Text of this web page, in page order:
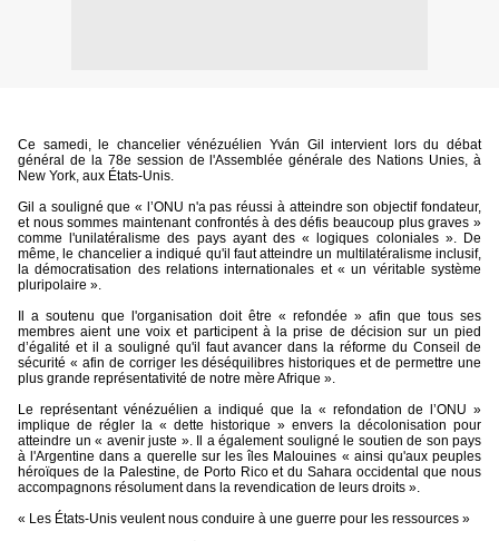
Ce samedi, le chancelier vénézuélien Yván Gil intervient lors du débat
général de la 78e session de l'Assemblée générale des Nations Unies, à
New York, aux États-Unis.
Gil a souligné que « l’ONU n'a pas réussi à atteindre son objectif fondateur,
et nous sommes maintenant confrontés à des défis beaucoup plus graves »
comme l'unilatéralisme des pays ayant des « logiques coloniales ». De
même, le chancelier a indiqué qu'il faut atteindre un multilatéralisme inclusif,
la démocratisation des relations internationales et « un véritable système
pluripolaire ».
Il a soutenu que l'organisation doit être « refondée » afin que tous ses
membres aient une voix et participent à la prise de décision sur un pied
d’égalité et il a souligné qu'il faut avancer dans la réforme du Conseil de
sécurité « afin de corriger les déséquilibres historiques et de permettre une
plus grande représentativité de notre mère Afrique ».
Le représentant vénézuélien a indiqué que la « refondation de l’ONU »
implique de régler la « dette historique » envers la décolonisation pour
atteindre un « avenir juste ». Il a également souligné le soutien de son pays
à l'Argentine dans a querelle sur les îles Malouines « ainsi qu'aux peuples
héroïques de la Palestine, de Porto Rico et du Sahara occidental que nous
accompagnons résolument dans la revendication de leurs droits ».
« Les États-Unis veulent nous conduire à une guerre pour les ressources »